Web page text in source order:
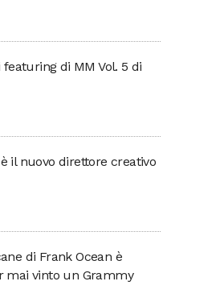
di MM Vol. 5 di
il nuovo direttore creativo
di Frank Ocean è
mai vinto un Grammy